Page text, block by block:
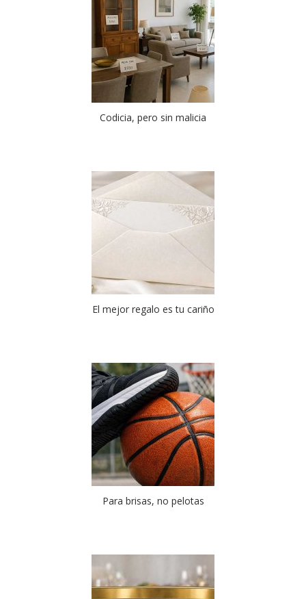
Codicia, pero sin malicia
El mejor regalo es tu cariño
Para brisas, no pelotas